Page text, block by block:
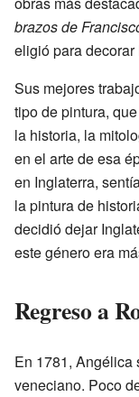
brazos de
eligió para decorar
Sus mejores
tipo de pintura,
la historia, la
en el arte de esa
en Inglaterra,
la pintura de
decidió dejar
este género era
Regreso a
En 1781, Angélica
veneciano. Poco